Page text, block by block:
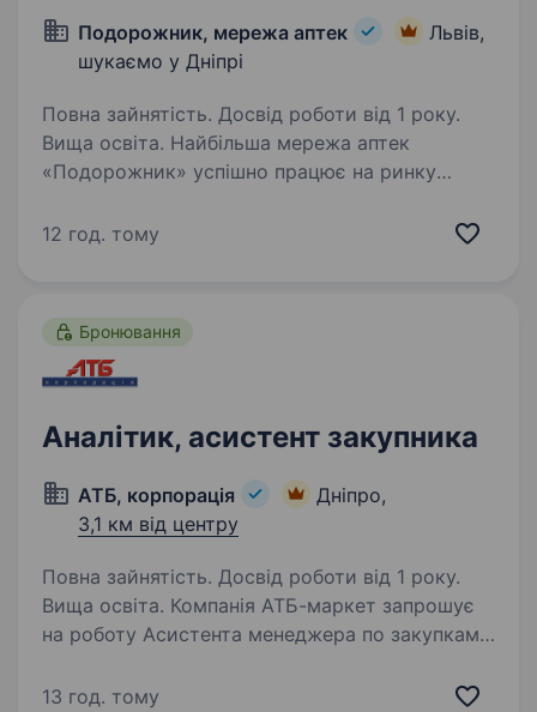
Подорожник, мережа аптек
Львів,
шукаємо у Дніпрі
Повна зайнятість. Досвід роботи від 1 року.
Вища освіта. Найбільша мережа аптек
«Подорожник» успішно працює на ринку
і понад 12 000 працівників у всіх регіонах
12 год. тому
Бронювання
Аналітик, асистент закупника
АТБ, корпорація
Дніпро,
3,1 км від центру
Повна зайнятість. Досвід роботи від 1 року.
Вища освіта. Компанія АТБ-маркет запрошує
на роботу Асистента менеджера по закупкам/
статистичної інформації з продажу;
13 год. тому